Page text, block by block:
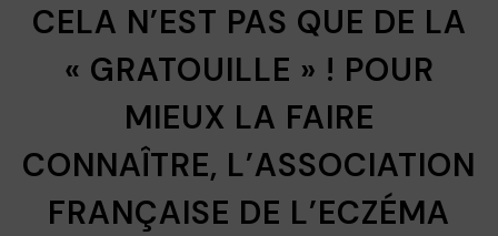
CELA N’EST PAS QUE DE LA
« GRATOUILLE » ! POUR
MIEUX LA FAIRE
CONNAÎTRE, L’ASSOCIATION
FRANÇAISE DE L’ECZÉMA